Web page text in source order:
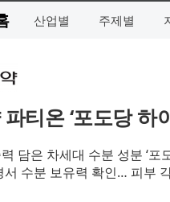
산업별 주제별
티온 ‘포도당 하
담은 차세대 수분 성분 ‘포
서 수분 보유력 확인… 피부